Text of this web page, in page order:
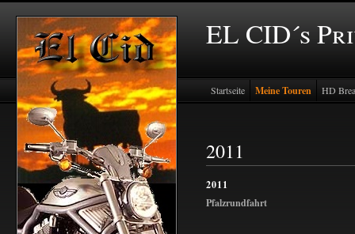
EL CID´s
Startseite Meine Touren HD
2011
2011
Pfalzrundfahrt